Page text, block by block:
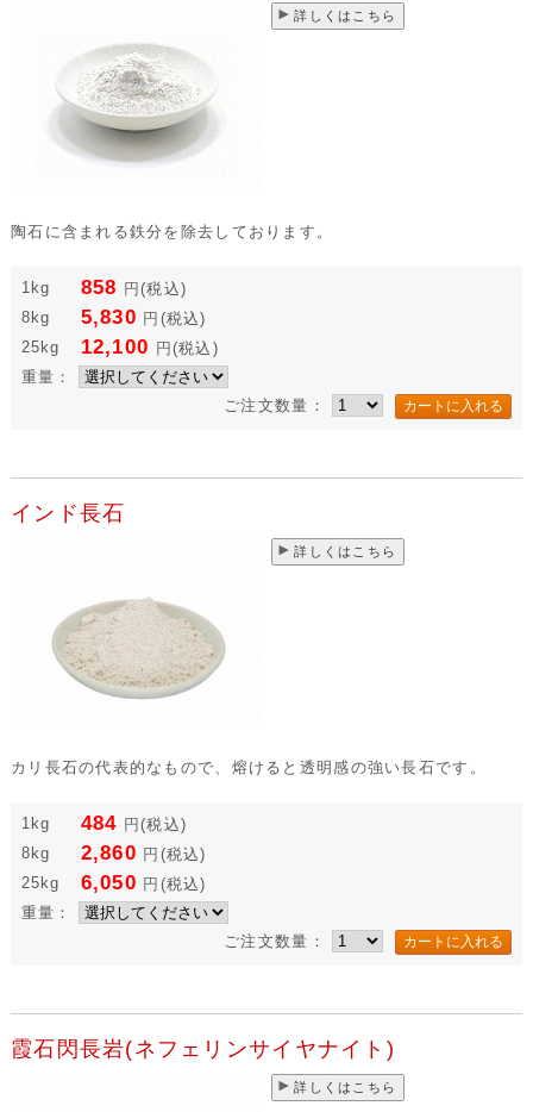
詳しくはこちら
陶石に含まれる鉄分を除去しております。
1kg 858 円 (税込)
8kg
5,830 円 (税込)
25kg
12,100 円 (税込)
重量：
ご注文数量：
インド長石
詳しくはこちら
カリ長石の代表的なもので、熔けると透明感の強い長石です。
1kg 484 円 (税込)
8kg
2,860 円 (税込)
25kg
6,050 円 (税込)
重量：
ご注文数量：
霞石閃長岩(ネフェリンサイヤナイト)
詳しくはこちら